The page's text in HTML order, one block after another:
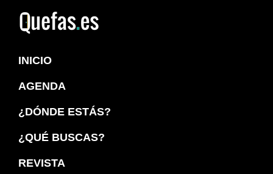
navegación
principal
principal
INICIO
AGENDA
¿DÓNDE ESTÁS?
¿QUÉ BUSCAS?
REVISTA